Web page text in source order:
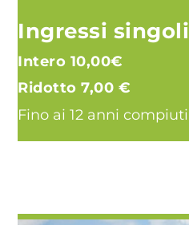
Ingressi singoli
Intero 10,00€
Ridotto 7,00 €
Fino ai 12 anni compiuti